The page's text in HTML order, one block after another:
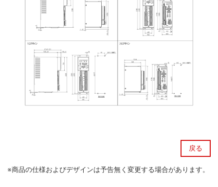
戻る
※商品の仕様およびデザインは予告無く変更する場合があります。